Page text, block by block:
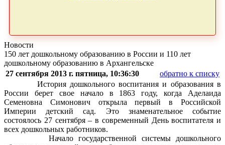
Новости
150 лет дошкольному образованию в России и 110 лет
дошкольному образованию в Архангельске
27 сентября 2013 г. пятница, 10:36:30
обратно к списку
История дошкольного воспитания и образования в
России берет свое начало в 1863 году, когда Аделаида
Семеновна Симонович открыла первый в Российской
Империи детский сад. Это знаменательное событие
состоялось 27 сентября – в современный День воспитателя и
всех дошкольных работников.
Начало государственной системы дошкольного